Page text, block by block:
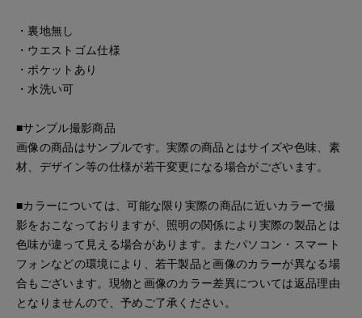
・裏地無し
・ウエストゴム仕様
・ポケットあり
・水洗い可
■サンプル撮影商品
画像の商品はサンプルです。実際の商品とはサイズや色味、素
材、デザイン等の仕様が若干変更になる場合がございます。
■カラーについては、可能な限り実際の商品に近いカラーで撮
影をおこなっておりますが、照明の関係により実際の製品とは
色味が違って見える場合があります。またパソコン・スマート
フォンなどの環境により、若干製品と画像のカラーが異なる場
合もございます。現物と画像のカラー差異については返品理由
となりませんので、予めご了承ください。